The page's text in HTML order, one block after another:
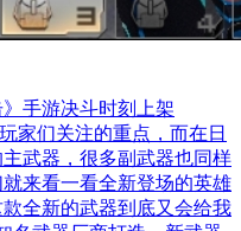
手游决斗时刻上架
们关注的重点，而在日
武器，很多副武器也同样
来看一看全新登场的英雄
全新的武器到底又会给我